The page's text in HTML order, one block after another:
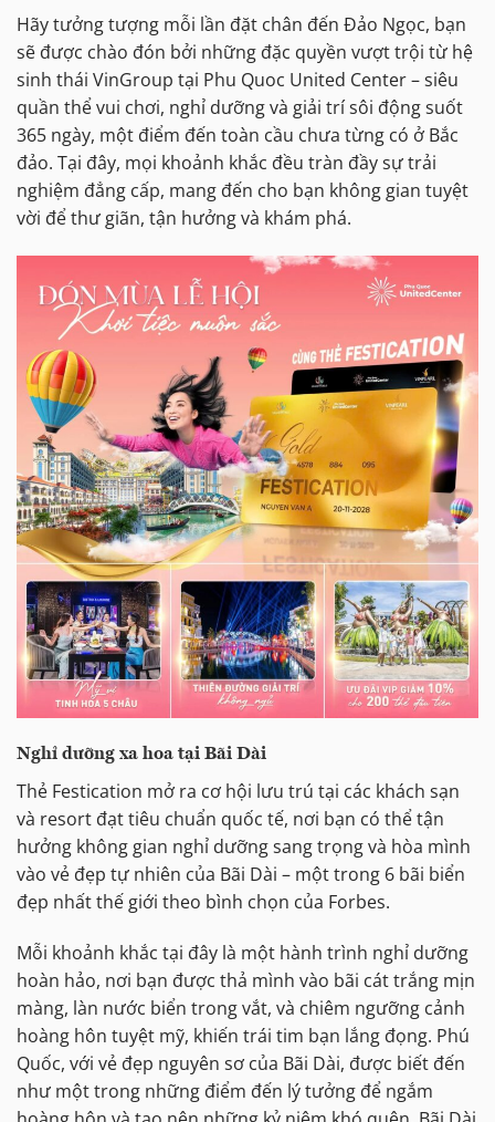
Hãy tưởng tượng mỗi lần đặt chân đến Đảo Ngọc, bạn
sẽ được chào đón bởi những đặc quyền vượt trội từ hệ
sinh thái VinGroup tại Phu Quoc United Center – siêu
quần thể vui chơi, nghỉ dưỡng và giải trí sôi động suốt
365 ngày, một điểm đến toàn cầu chưa từng có ở Bắc
đảo. Tại đây, mọi khoảnh khắc đều tràn đầy sự trải
nghiệm đẳng cấp, mang đến cho bạn không gian tuyệt
vời để thư giãn, tận hưởng và khám phá.
Nghỉ dưỡng xa hoa tại Bãi Dài
Thẻ Festication mở ra cơ hội lưu trú tại các khách sạn
và resort đạt tiêu chuẩn quốc tế, nơi bạn có thể tận
hưởng không gian nghỉ dưỡng sang trọng và hòa mình
vào vẻ đẹp tự nhiên của Bãi Dài – một trong 6 bãi biển
đẹp nhất thế giới theo bình chọn của Forbes.
Mỗi khoảnh khắc tại đây là một hành trình nghỉ dưỡng
hoàn hảo, nơi bạn được thả mình vào bãi cát trắng mịn
màng, làn nước biển trong vắt, và chiêm ngưỡng cảnh
hoàng hôn tuyệt mỹ, khiến trái tim bạn lắng đọng. Phú
Quốc, với vẻ đẹp nguyên sơ của Bãi Dài, được biết đến
như một trong những điểm đến lý tưởng để ngắm